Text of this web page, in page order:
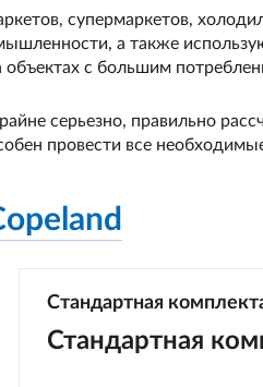
супермаркетов,
а также
с большим
серьезно, правильно
провести все
Стандартная
Стандартная